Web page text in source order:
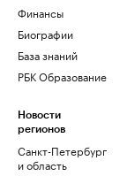
Финансы
Биографии
База знаний
РБК Образование
Новости
регионов
Санкт-Петербург
и область